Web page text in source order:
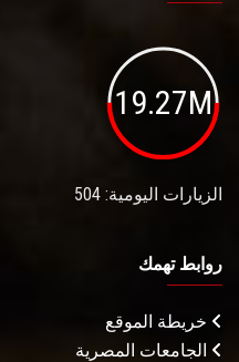
19.27M
الزيارات اليومية: 504
روابط تهمك
خريطة الموقع
الجامعات المصرية